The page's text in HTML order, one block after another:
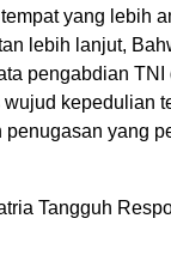
yang lebih
lebih lanjut,
pengabdian TNI
kepedulian
penugasan yang
Tangguh